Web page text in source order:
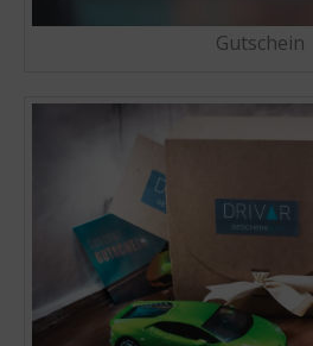
Gutschein